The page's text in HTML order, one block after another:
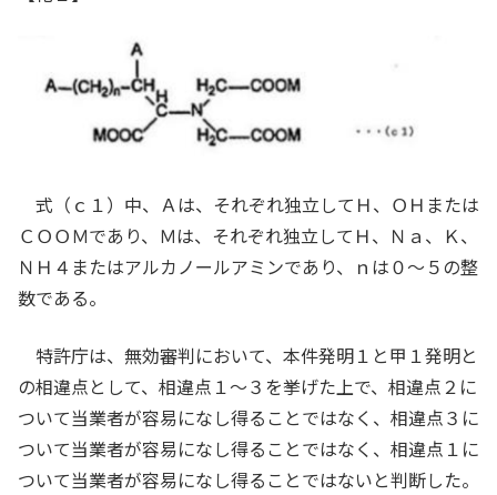
式（ｃ１）中、Ａは、それぞれ独立してＨ、ＯＨまたは
ＣＯＯＭであり、Ｍは、それぞれ独立してＨ、Ｎａ、Ｋ、
ＮＨ４またはアルカノールアミンであり、ｎは０～５の整
数である。
特許庁は、無効審判において、本件発明１と甲１発明と
の相違点として、相違点１～３を挙げた上で、相違点２に
ついて当業者が容易になし得ることではなく、相違点３に
ついて当業者が容易になし得ることではなく、相違点１に
ついて当業者が容易になし得ることではないと判断した。